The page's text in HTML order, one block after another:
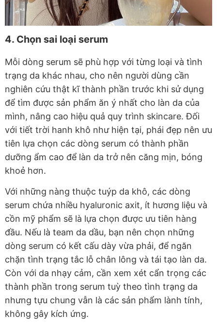
4. Chọn sai loại serum
Mỗi dòng serum sẽ phù hợp với từng loại và tình
trạng da khác nhau, cho nên người dùng cần
nghiên cứu thật kĩ thành phần trước khi sử dụng
để tìm được sản phẩm ăn ý nhất cho làn da của
mình, nâng cao hiệu quả quy trình skincare. Đối
với tiết trời hanh khô như hiện tại, phái đẹp nên ưu
tiên lựa chọn các dòng serum có thành phần
dưỡng ẩm cao để làn da trở nên căng mịn, bóng
khoẻ hơn.
Với những nàng thuộc tuýp da khô, các dòng
serum chứa nhiều hyaluronic axit, ít hương liệu và
cồn mỹ phẩm sẽ là lựa chọn được ưu tiên hàng
đầu. Nếu là team da dầu, bạn nên chọn những
dòng serum có kết cấu dày vừa phải, để ngăn
chặn tình trạng tắc lỗ chân lông và tái tạo làn da.
Còn với da nhạy cảm, cần xem xét cẩn trọng các
thành phần trong serum tuỳ theo tình trạng da
nhưng tựu chung vẫn là các sản phẩm lành tính,
không gây kích ứng.